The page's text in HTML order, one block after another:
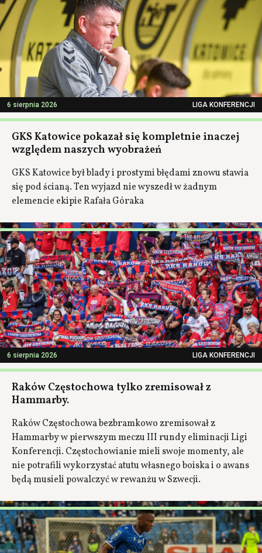
6 sierpnia 2026 LIGA KONFERENCJI
GKS Katowice pokazał się kompletnie inaczej
względem naszych wyobrażeń
GKS Katowice był blady i prostymi błędami znowu stawia
się pod ścianą. Ten wyjazd nie wyszedł w żadnym
elemencie ekipie Rafała Góraka
6 sierpnia 2026 LIGA KONFERENCJI
Raków Częstochowa tylko zremisował z
Hammarby.
Raków Częstochowa bezbramkowo zremisował z
Hammarby w pierwszym meczu III rundy eliminacji Ligi
Konferencji. Częstochowianie mieli swoje momenty, ale
nie potrafili wykorzystać atutu własnego boiska i o awans
będą musieli powalczyć w rewanżu w Szwecji.